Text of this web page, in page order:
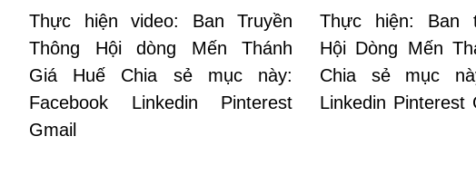
Thực hiện video: Ban Truyền
Thông Hội dòng Mến Thánh
Giá Huế Chia sẻ mục này:
Facebook Linkedin Pinterest
Gmail
Thực hiện: Ban
Hội Dòng Mến
Chia sẻ mục
Linkedin Pinterest